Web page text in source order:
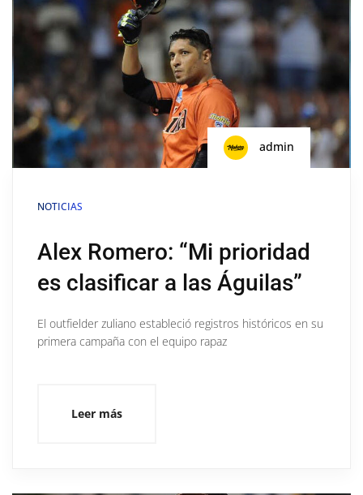
admin
NOTICIAS
Alex Romero: “Mi prioridad
es clasificar a las Águilas”
El outfielder zuliano estableció registros históricos en su
primera campaña con el equipo rapaz
Leer más